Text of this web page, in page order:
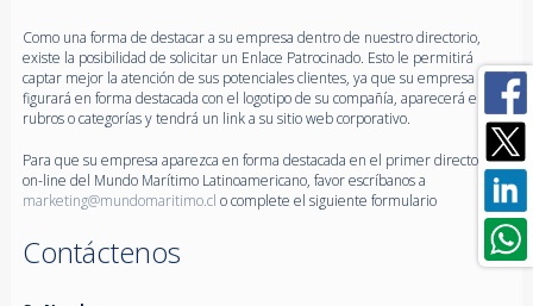
Como una forma de destacar a su empresa dentro de nuestro directorio,
existe la posibilidad de solicitar un Enlace Patrocinado. Esto le permitirá
captar mejor la atención de sus potenciales clientes, ya que su empresa
figurará en forma destacada con el logotipo de su compañía, aparecerá en dos
rubros o categorías y tendrá un link a su sitio web corporativo.
Para que su empresa aparezca en forma destacada en el primer directorio
on-line del Mundo Marítimo Latinoamericano, favor escríbanos a
marketing@mundomaritimo.cl o complete el siguiente formulario
Contáctenos